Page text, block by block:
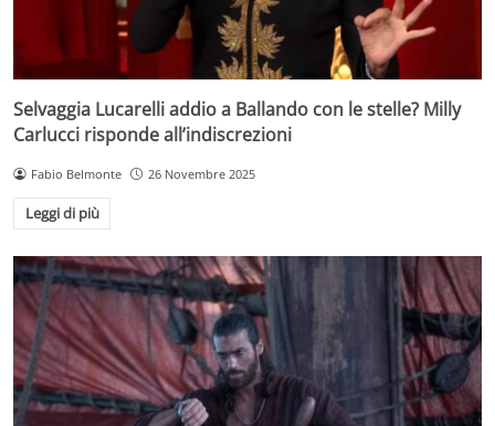
Selvaggia Lucarelli addio a Ballando con le stelle? Milly
Carlucci risponde all’indiscrezioni
Fabio Belmonte 26 Novembre 2025
Leggi di più